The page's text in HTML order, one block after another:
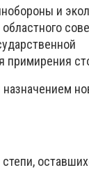
и
примирения